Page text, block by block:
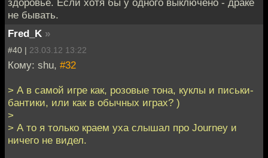
не бывать.
Fred_K »
#40 | 23.03.12 13:22
Кому: shu, #32
> А в самой игре как, розовые тона, куклы и письки-
бантики, или как в обычных играх? )
>
> А то я только краем уха слышал про Journey и
ничего не видел.